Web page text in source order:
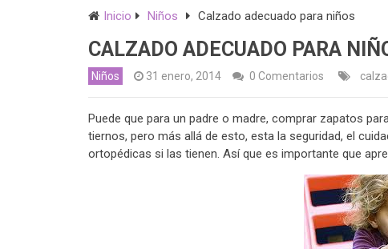
Inicio Niños Calzado adecuado para niños
CALZADO ADECUADO PARA
Niños 31 enero, 2014 0 Comentarios
Puede que para un padre o madre, comprar zapatos
tiernos, pero más allá de esto, esta la seguridad, el
ortopédicas si las tienen. Así que es importante que